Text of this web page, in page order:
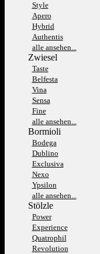
Style
Apero
Hybrid
Authentis
alle ansehen...
Zwiesel
Taste
Belfesta
Vina
Sensa
Fine
alle ansehen...
Bormioli
Bodega
Dublino
Exclusiva
Nexo
Ypsilon
alle ansehen...
Stölzle
Power
Experience
Quatrophil
Revolution